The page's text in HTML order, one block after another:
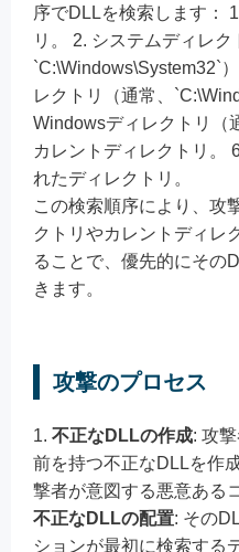
序でDLLを検索します：
リ。 2. システムディレク
`C:\Windows\System32`
レクトリ（通常、
Windowsディレクトリ（
カレントディレクトリ。
れたディレクトリ。
この検索順序により、攻
クトリやカレントディレ
ることで、優先的にその
きます。
攻撃のプロセス
1. 不正なDLLの作成: 攻
前を持つ不正なDLLを作
撃者が意図する悪意ある
不正なDLLの配置: その
ションが最初に検索する